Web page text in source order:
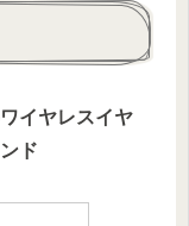
イヤレスイヤ
ド